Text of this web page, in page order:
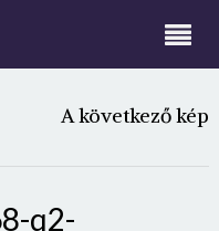
A következő kép
q2-